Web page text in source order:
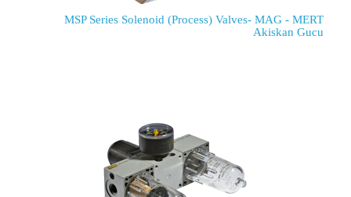
MSP Series Solenoid (Process) Valves- MAG - MERT
Akiskan Gucu